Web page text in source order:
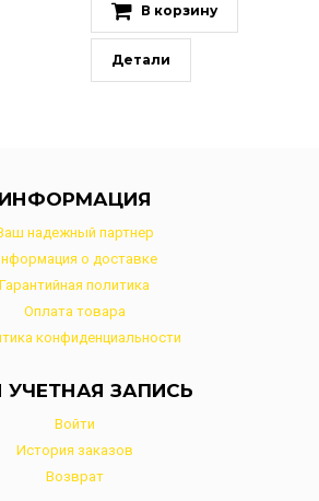
В корзину
Детали
ИНФОРМАЦИЯ
надежный партнер
о доставке
Гарантийная политика
Оплата товара
конфиденциальности
УЧЕТНАЯ ЗАПИСЬ
Войти
История заказов
Возврат